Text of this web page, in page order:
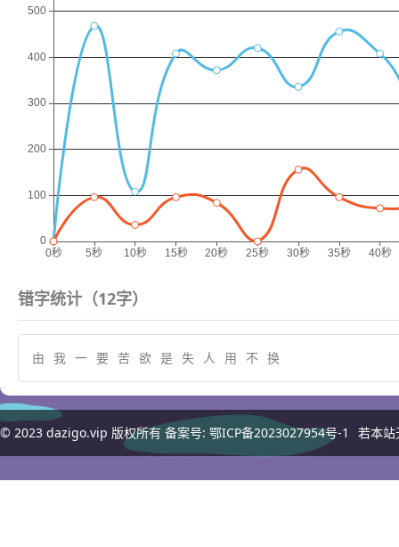
错字统计（12字）
由 我 一 要 苦 欲 是 失 人 用 不 换
© 2023 dazigo.vip 版权所有 备案号: 鄂ICP备2023027954号-1 若本